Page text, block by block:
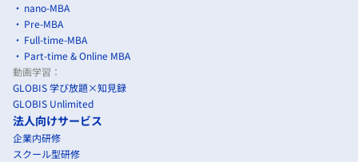
nano-MBA
Pre-MBA
Full-time-MBA
Part-time & Online MBA
動画学習：
GLOBIS 学び放題×知見録
GLOBIS Unlimited
法人向けサービス
企業内研修
スクール型研修